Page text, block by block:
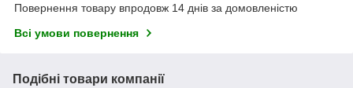
Повернення товару впродовж 14 днів за домовленістю
Всі умови повернення
Подібні товари компанії